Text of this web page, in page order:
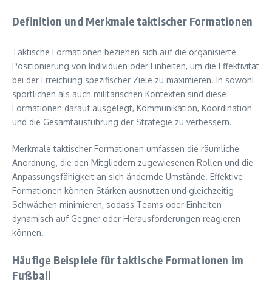
Definition und Merkmale taktischer Formationen
Taktische Formationen beziehen sich auf die organisierte
Positionierung von Individuen oder Einheiten, um die Effektivität
bei der Erreichung spezifischer Ziele zu maximieren. In sowohl
sportlichen als auch militärischen Kontexten sind diese
Formationen darauf ausgelegt, Kommunikation, Koordination
und die Gesamtausführung der Strategie zu verbessern.
Merkmale taktischer Formationen umfassen die räumliche
Anordnung, die den Mitgliedern zugewiesenen Rollen und die
Anpassungsfähigkeit an sich ändernde Umstände. Effektive
Formationen können Stärken ausnutzen und gleichzeitig
Schwächen minimieren, sodass Teams oder Einheiten
dynamisch auf Gegner oder Herausforderungen reagieren
können.
Häufige Beispiele für taktische Formationen im
Fußball